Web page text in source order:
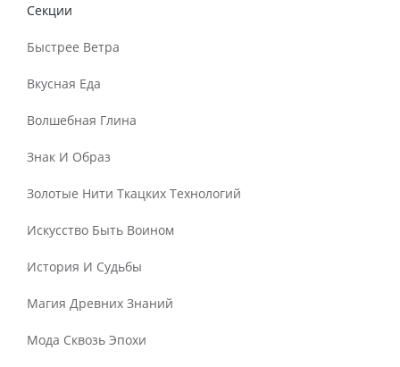
Секции
Быстрее Ветра
Вкусная Еда
Волшебная Глина
Знак И Образ
Золотые Нити Ткацких Технологий
Искусство Быть Воином
История И Судьбы
Магия Древних Знаний
Мода Сквозь Эпохи